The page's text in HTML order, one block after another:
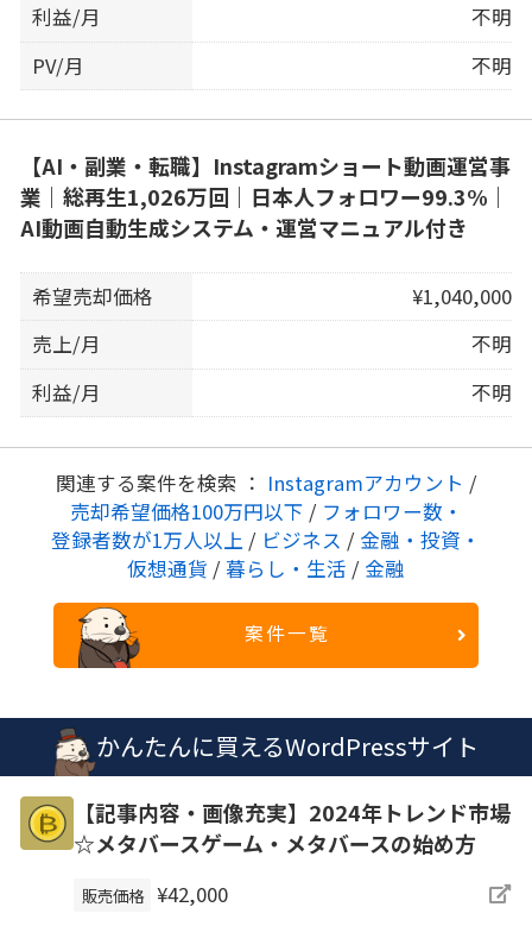
利益/月
不明
PV/月
不明
【AI・副業・転職】Instagramショート動画運営事
業｜総再生1,026万回｜日本人フォロワー99.3%｜
AI動画自動生成システム・運営マニュアル付き
希望売却価格
¥1,040,000
売上/月
不明
利益/月
不明
関連する案件を検索 ： Instagramアカウント /
売却希望価格100万円以下 / フォロワー数・
登録者数が1万人以上 / ビジネス / 金融・投資・
仮想通貨 / 暮らし・生活 / 金融
案件一覧
かんたんに買えるWordPressサイト
【記事内容・画像充実】2024年トレンド市場
☆メタバースゲーム・メタバースの始め方
販売価格 ¥42,000